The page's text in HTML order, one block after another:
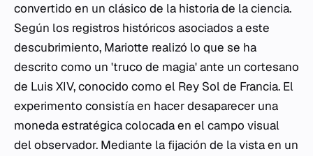
convertido en un clásico de la historia de la ciencia.
Según los registros históricos asociados a este
descubrimiento, Mariotte realizó lo que se ha
descrito como un 'truco de magia' ante un cortesano
de Luis XIV, conocido como el Rey Sol de Francia. El
experimento consistía en hacer desaparecer una
moneda estratégica colocada en el campo visual
del observador. Mediante la fijación de la vista en un